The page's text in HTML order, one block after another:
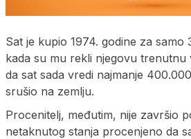
Sat je kupio 1974. godine za samo
kada su mu rekli njegovu
da sat sada vredi najmanje
srušio na zemlju.
Procenitelj, međutim, nije završio
netaknutog stanja procenjeno da